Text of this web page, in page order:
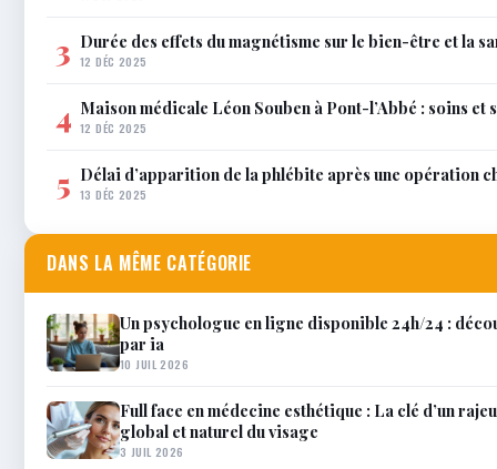
3 Durée des effets du magnétisme sur le bien-être et la
12 DÉC 2025
4 Maison médicale Léon Souben à Pont-l’Abbé : soins et
12 DÉC 2025
5 Délai d’apparition de la phlébite après une opération
13 DÉC 2025
DANS LA MÊME CATÉGORIE
Un psychologue en ligne disponible 24h/24 :
par ia
10 JUIL 2026
Full face en médecine esthétique : La clé d’un
global et naturel du visage
3 JUIL 2026